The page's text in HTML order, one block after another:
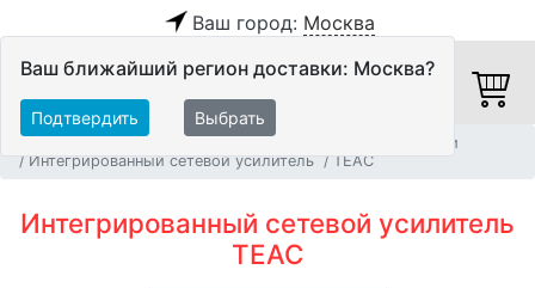
Ваш город: Москва
Ваш ближайший регион доставки: Москва?
Подтвердить Выбрать
Интегрированные усилители
Интегрированный сетевой усилитель
TEAC
Интегрированный сетевой усилитель
TEAC